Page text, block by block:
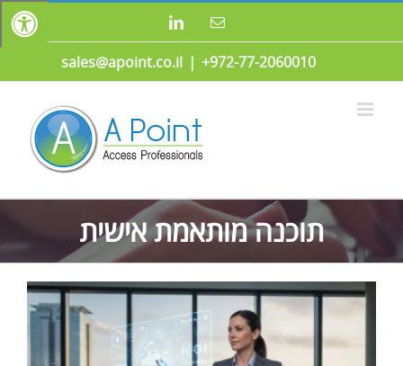
כתובת LinkedIn
972-77-2060010+
|
sales@apoint.co.il
תוכנה מותאמת אישית